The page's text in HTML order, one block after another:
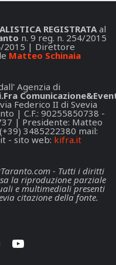
REGISTRATAal
n. 9 reg. n. 254/2015
2015 | Direttore
Matteo Schinaia
Agenzia di
Federico II di Svevia
| C.F.: 90255850738 -
| Presidente: Matteo
3485222380 mail:
- sito web: kifra.it
- Tutti i diritti
la riproduzione parziale
e multimediali presenti
citazione della fonte.